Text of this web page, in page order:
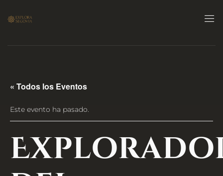
« Todos los Eventos
Este evento ha pasado.